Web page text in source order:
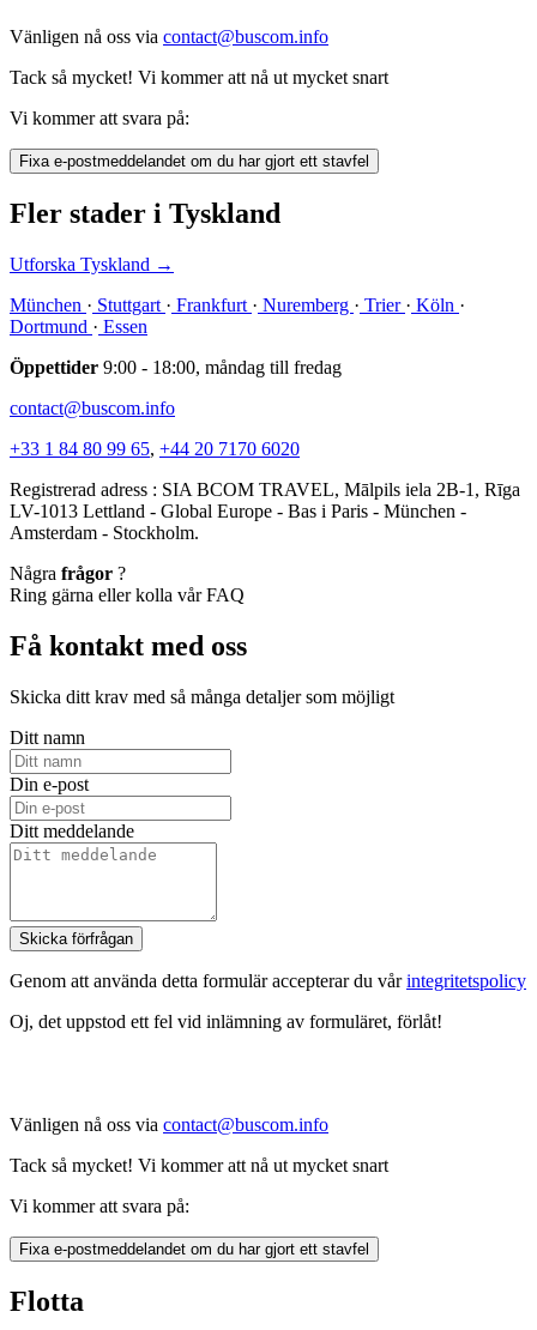
Vänligen nå oss via contact@buscom.info
Tack så mycket! Vi kommer att nå ut mycket snart
Vi kommer att svara på:
Fixa e-postmeddelandet om du har gjort ett stavfel
Fler stader i Tyskland
Utforska Tyskland →
München · Stuttgart · Frankfurt · Nuremberg · Trier · Köln ·
Dortmund · Essen
Öppettider 9:00 - 18:00, måndag till fredag
contact@buscom.info
+33 1 84 80 99 65, +44 20 7170 6020
Registrerad adress : SIA BCOM TRAVEL, Mālpils iela 2B-1, Rīga
LV-1013 Lettland - Global Europe - Bas i Paris - München -
Amsterdam - Stockholm.
Några frågor ?
Ring gärna eller kolla vår FAQ
Få kontakt med oss
Skicka ditt krav med så många detaljer som möjligt
Ditt namn
Din e-post
Ditt meddelande
Skicka förfrågan
Genom att använda detta formulär accepterar du vårintegritetspolicy
Oj, det uppstod ett fel vid inlämning av formuläret, förlåt!
Vänligen nå oss via contact@buscom.info
Tack så mycket! Vi kommer att nå ut mycket snart
Vi kommer att svara på:
Fixa e-postmeddelandet om du har gjort ett stavfel
Flotta